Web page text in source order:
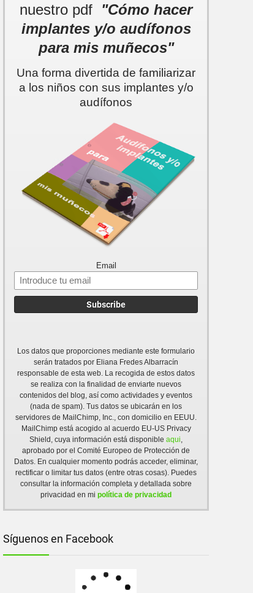
nuestro pdf "Cómo hacer
implantes y/o audífonos
para mis muñecos"
Una forma divertida de familiarizar
a los niños con sus implantes y/o
audífonos
Email
Los datos que proporciones mediante este formulario
serán tratados por Eliana Fredes Albarracín
responsable de esta web. La recogida de estos datos
se realiza con la finalidad de enviarte nuevos
contenidos del blog, así como actividades y eventos
(nada de spam). Tus datos se ubicarán en los
servidores de MailChimp, Inc., con domicilio en EEUU.
MailChimp está acogido al acuerdo EU-US Privacy
Shield, cuya información está disponible aqui
aprobado por el Comité Europeo de Protección de
Datos. En cualquier momento podrás acceder, eliminar,
rectificar o limitar tus datos (entre otras cosas). Puedes
consultar la información completa y detallada sobre
privacidad en mi política de privacidad
Síguenos en Facebook